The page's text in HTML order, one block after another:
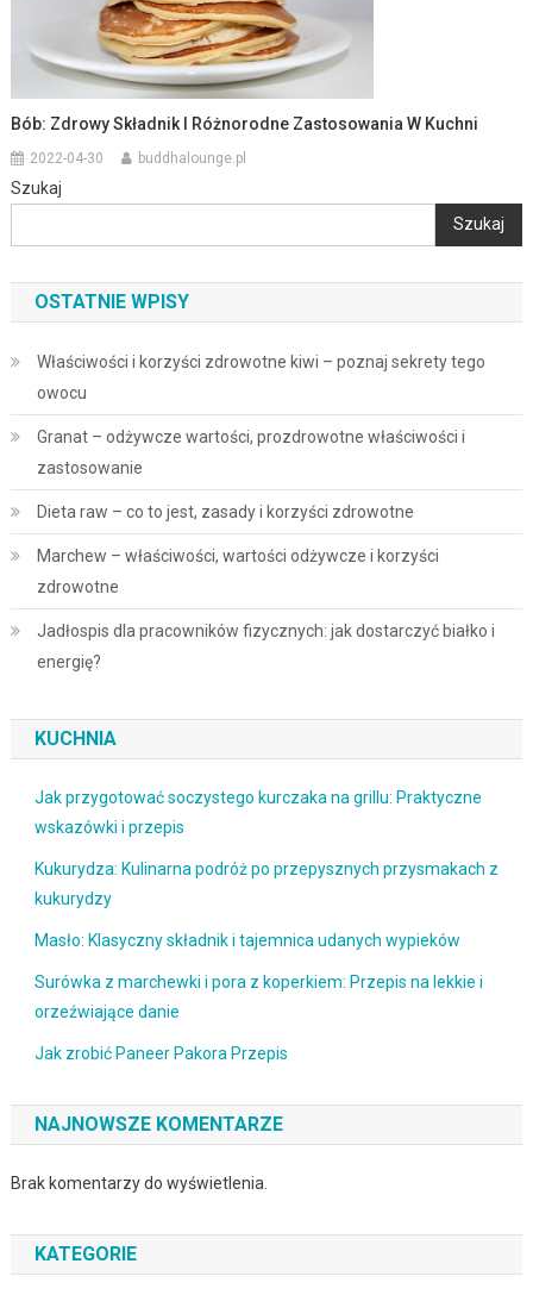
Bób: Zdrowy Składnik I Różnorodne Zastosowania W Kuchni
2022-04-30 buddhalounge.pl
Szukaj
Szukaj
OSTATNIE WPISY
Właściwości i korzyści zdrowotne kiwi – poznaj sekrety tego
owocu
Granat – odżywcze wartości, prozdrowotne właściwości i
zastosowanie
Dieta raw – co to jest, zasady i korzyści zdrowotne
Marchew – właściwości, wartości odżywcze i korzyści
zdrowotne
Jadłospis dla pracowników fizycznych: jak dostarczyć białko i
energię?
KUCHNIA
Jak przygotować soczystego kurczaka na grillu: Praktyczne
wskazówki i przepis
Kukurydza: Kulinarna podróż po przepysznych przysmakach z
kukurydzy
Masło: Klasyczny składnik i tajemnica udanych wypieków
Surówka z marchewki i pora z koperkiem: Przepis na lekkie i
orzeźwiające danie
Jak zrobić Paneer Pakora Przepis
NAJNOWSZE KOMENTARZE
Brak komentarzy do wyświetlenia.
KATEGORIE